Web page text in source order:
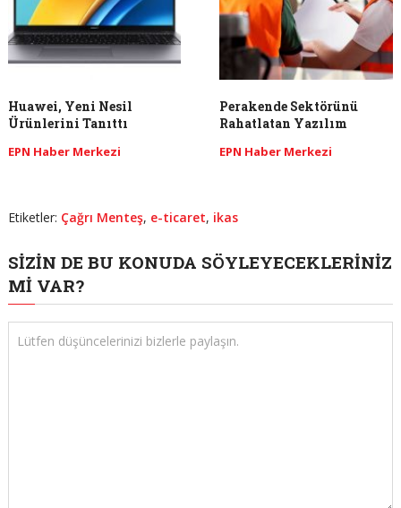
Huawei, Yeni Nesil
Ürünlerini Tanıttı
EPN Haber Merkezi
Perakende Sektörünü
Rahatlatan Yazılım
EPN Haber Merkezi
Etiketler: Çağrı Menteş, e-ticaret, ikas
SIZIN DE BU KONUDA SÖYLEYECEKLERINIZ
MI VAR?